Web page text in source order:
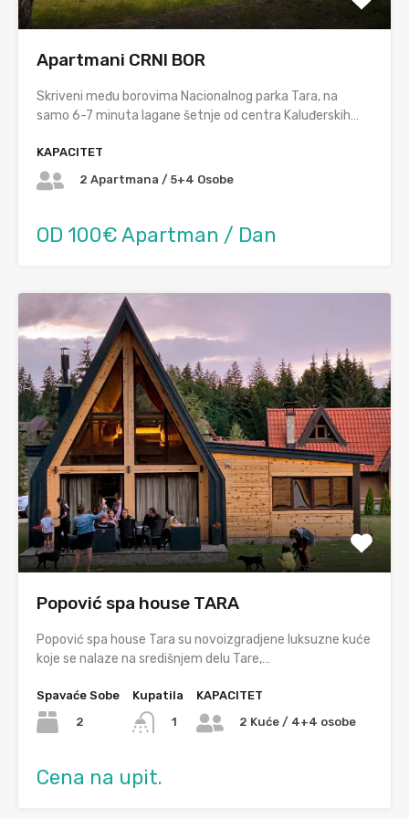
Apartmani CRNI BOR
Skriveni među borovima Nacionalnog parka Tara, na
samo 6-7 minuta lagane šetnje od centra Kaluđerskih…
KAPACITET
2 Apartmana / 5+4 Osobe
OD 100€ Apartman / Dan
Popović spa house TARA
Popović spa house Tara su novoizgradjene luksuzne kuće
koje se nalaze na središnjem delu Tare,…
Spavaće Sobe
2
Kupatila
1
KAPACITET
2 Kuće / 4+4 osobe
Cena na upit.